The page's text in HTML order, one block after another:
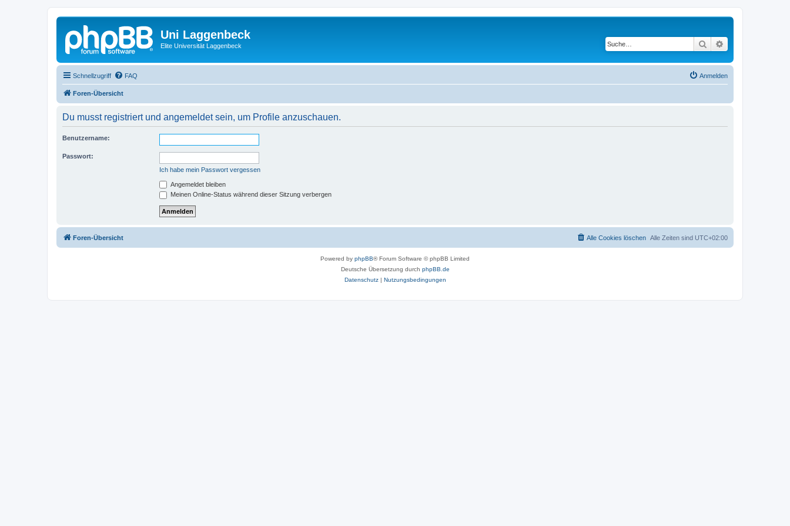
Uni Laggenbeck
Elite Universität Laggenbeck Suche
Schnellzugriff FAQ Anmelden
Foren-Übersicht
Du musst registriert und angemeldet sein, um Profile anzuschauen.
Benutzername:
Passwort:
Ich habe mein Passwort vergessen
Angemeldet bleiben
Meinen Online-Status während dieser Sitzung verbergen
Foren-Übersicht Alle Zeiten sind UTC+02:00
Alle Cookies löschen
Powered by phpBB® Forum Software © phpBB Limited
Deutsche Übersetzung durch phpBB.de
Datenschutz| Nutzungsbedingungen